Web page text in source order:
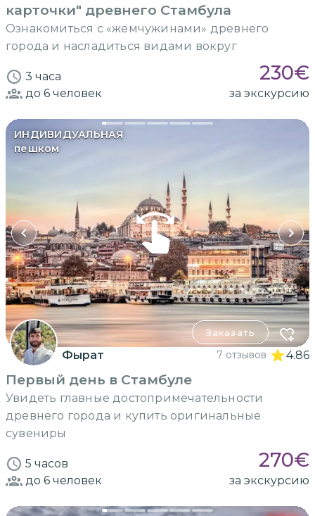
карточки" древнего Стамбула
Ознакомиться с «жемчужинами» древнего
города и насладиться видами вокруг
3 часа 230€
до 6 человек за экскурсию
ИНДИВИДУАЛЬНАЯ
пешком
Заказать
Фырат 7 отзывов 4.86
Первый день в Стамбуле
Увидеть главные достопримечательности
древнего города и купить оригинальные
сувениры
5 часов 270€
до 6 человек за экскурсию